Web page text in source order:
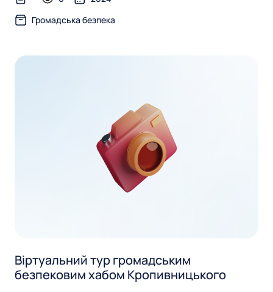
text-file
Громадська безпека
Віртуальний тур громадським
безпековим хабом Кропивницького